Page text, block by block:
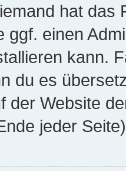
hat das
ggf. einen
kann.
du es
der Website
jeder